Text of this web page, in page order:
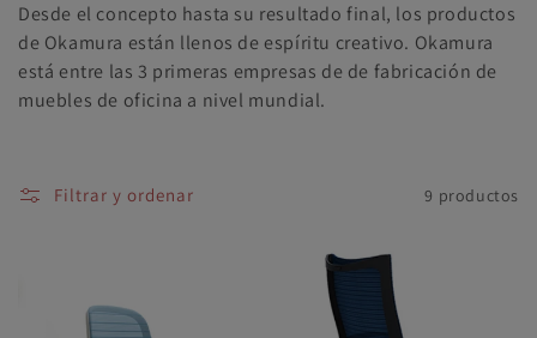
:
Desde el concepto hasta su resultado final, los productos
de Okamura están llenos de espíritu creativo. Okamura
está entre las 3 primeras empresas de de fabricación de
muebles de oficina a nivel mundial.
Filtrar y ordenar 9 productos